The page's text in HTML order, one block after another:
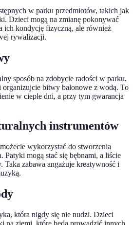
w parku przedmiotów, takich jak
Dzieci mogą na zmianę pokonywać
ich kondycję fizyczną, ale również
rywalizacji.
sposób na zdobycie radości w parku.
organizujcie bitwy balonowe z wodą. To
w ciepłe dni, a przy tym gwarancja
instrumentów
wykorzystać do stworzenia
Patyki mogą stać się bębnami, a liście
zabawa angażuje kreatywność i
która nigdy się nie nudzi. Dzieci
na ziemi, które będą prowadzić innych